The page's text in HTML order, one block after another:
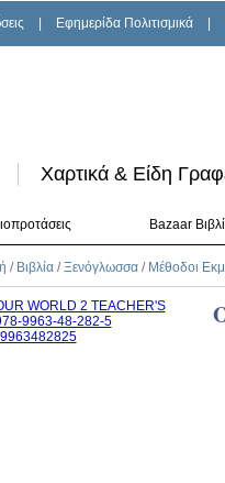
Εφημερίδα Πολιτισμικά
Χαρτικά & Είδη
Bazaar
/ Βιβλία /Ξενόγλωσσα / Μέθοδοι